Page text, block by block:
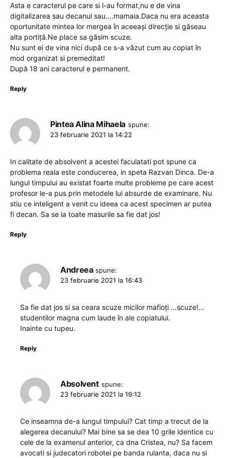
Asta e caracterul pe care si l-au format,nu e de vina
digitalizarea sau decanul sau….mamaia.Daca nu era aceasta
oportunitate mintea lor mergea în aceeași direcție si găseau
alta portiță.Ne place sa găsim scuze.
Nu sunt ei de vina nici după ce s-a văzut cum au copiat în
mod organizat si premeditat!
După 18 ani caracterul e permanent.
Reply
Pintea Alina Mihaela spune:
23 februarie 2021 la 14:22
In calitate de absolvent a acestei faculatati pot spune ca
problema reala este conducerea, in speta Razvan Dinca. De-a
lungul timpului au existat foarte multe probleme pe care acest
profesor le-a pus prin metodele lui absurde de examinare. Nu
stiu ce inteligent a venit cu ideea ca acest specimen ar putea
fi decan. Sa se ia toate masurile sa fie dat jos!
Reply
Andreea spune:
23 februarie 2021 la 16:43
Sa fie dat jos si sa ceara scuze micilor mafioți …scuze!…
studentilor magna cum laude în ale copiatului.
Inainte cu tupeu.
Reply
Absolvent spune:
23 februarie 2021 la 19:12
Ce inseamna de-a lungul timpului? Cat timp a trecut de la
alegerea decanului? Mai bine sa se dea 10 grile identice cu
cele de la examenul anterior, ca dna Cristea, nu? Sa facem
avocati si judecatori robotei pe banda rulanta, daca nu si